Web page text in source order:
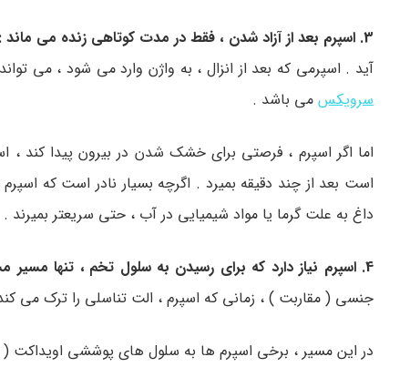
3. اسپرم بعد از آزاد شدن ، فقط در مدت کوتاهی زنده می ماند :
آید . اسپرمی که بعد از انزال ، به واژن وارد می شود ، می تواند تا 5 روز زنده بماند . این مربوط به اثرات محافظت کنندگی موکوز
سرویکس می باشد .
اما اگر اسپرم ، فرصتی برای خشک شدن در بیرون پیدا کند
داغ به علت گرما یا مواد شیمیایی در آب ، حتی سریعتر بمیرند .
4. اسپرم نیاز دارد که برای رسیدن به سلول تخم ، تنها مسیر مستقیم را برود :
جنسی ( مقاربت ) ، زمانی که اسپرم ، الت تناسلی را ترک می
در این مسیر ، برخی اسپرم ها به سلول های پوششی اویداکت